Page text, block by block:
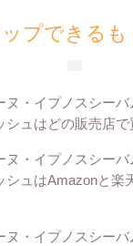
プできるも
ヌ・イプノスシー
シュはどの販売店で
ヌ・イプノスシー
シュはAmazonと楽
ヌ・イプノスシー